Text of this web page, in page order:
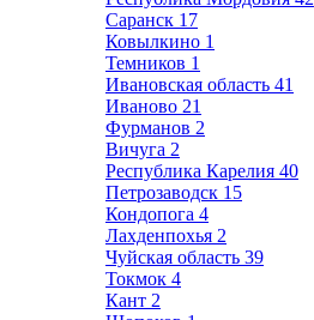
Саранск 17
Ковылкино 1
Темников 1
Ивановская область 41
Иваново 21
Фурманов 2
Вичуга 2
Республика Карелия 40
Петрозаводск 15
Кондопога 4
Лахденпохья 2
Чуйская область 39
Токмок 4
Кант 2